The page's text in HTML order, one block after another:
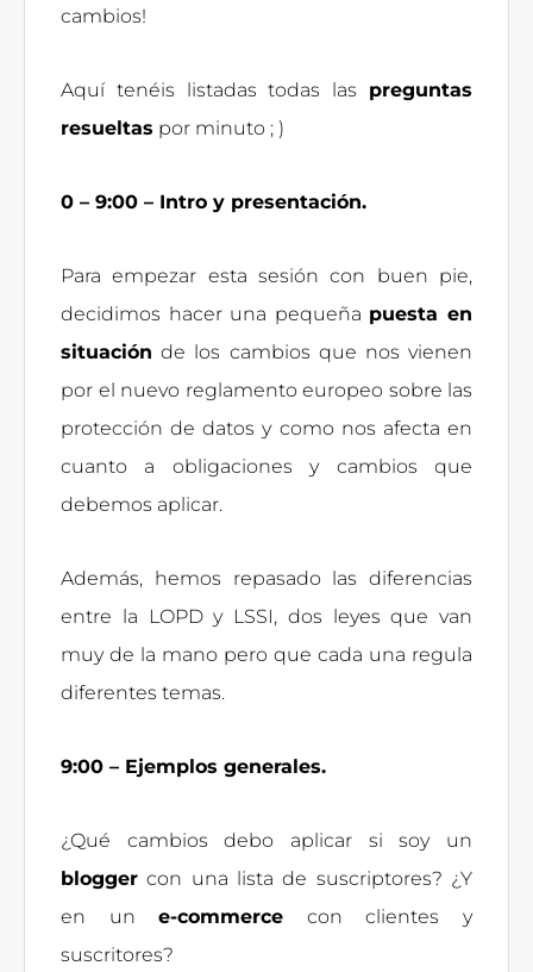
cambios!
Aquí tenéis listadas todas las preguntas
resueltas por minuto ; )
0 – 9:00 – Intro y presentación.
Para empezar esta sesión con buen pie,
decidimos hacer una pequeña puesta en
situación de los cambios que nos vienen
por el nuevo reglamento europeo sobre las
protección de datos y como nos afecta en
cuanto a obligaciones y cambios que
debemos aplicar.
Además, hemos repasado las diferencias
entre la LOPD y LSSI, dos leyes que van
muy de la mano pero que cada una regula
diferentes temas.
9:00 – Ejemplos generales.
¿Qué cambios debo aplicar si soy un
blogger con una lista de suscriptores? ¿Y
en une-commerce con clientes y
suscritores?